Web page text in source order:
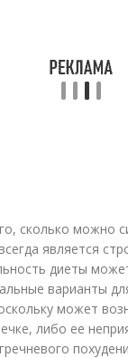
сколько можно
является
диеты
варианты
может
либо ее